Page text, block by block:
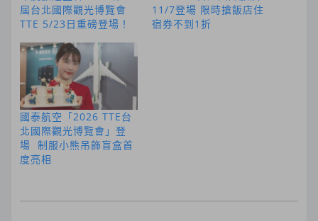
屆台北國際觀光博覽會
TTE 5/23日重磅登場！
11/7登場 限時搶飯店住
宿券不到1折
國泰航空「2026 TTE台
北國際觀光博覽會」登
場 制服小熊吊飾盲盒首
度亮相